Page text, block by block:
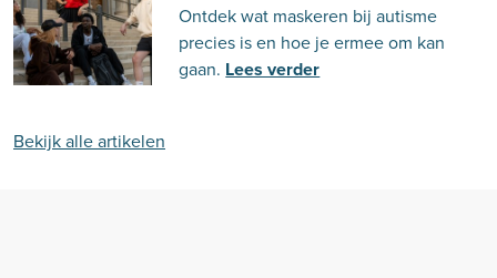
Ontdek wat maskeren bij autisme
precies is en hoe je ermee om kan
gaan. Lees verder
Bekijk alle artikelen